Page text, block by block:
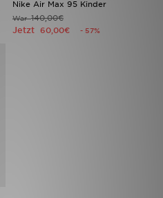
Nike Air Max 95 Kinder
War140,00€
Jetzt 60,00€ - 57%